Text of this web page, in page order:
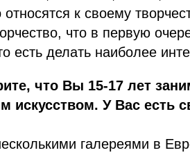
к своему
что в первую
есть делать наиболее
что Вы 15-17 лет
искусством. У Вас есть
галереями в